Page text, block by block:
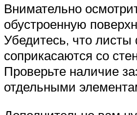
Внимательно
обустроенную
Убедитесь, что
соприкасаются со
Проверьте наличие
отдельными